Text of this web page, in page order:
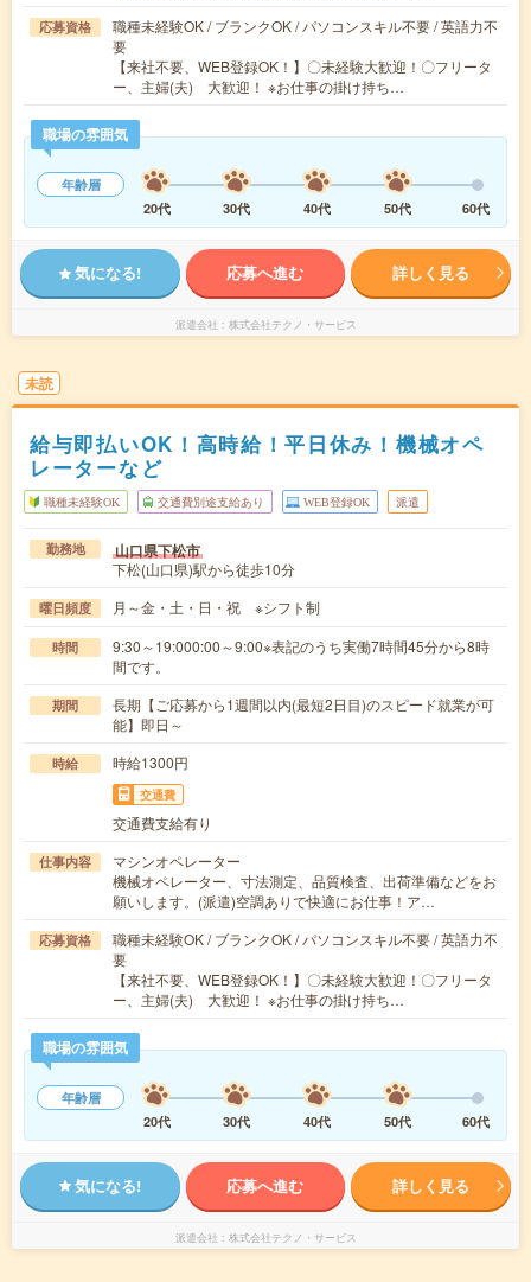
応募資格
職種未経験OK / ブランクOK / パソコンスキル不要 / 英語力不
要
【来社不要、WEB登録OK！】〇未経験大歓迎！〇フリータ
ー、主婦(夫) 大歓迎！ ※お仕事の掛け持ち…
職場の雰囲気
年齢層
20代
30代 40代 50代 60代
気になる! 応募へ進む 詳しく見る
派遣会社 株式会社テクノ・サービス
未読
給与即払いOK！高時給！平日休み！機械オペ
レーターなど
職種未経験OK 交通費別途支給あり WEB登録OK 派遣
勤務地 山口県下松市
下松(山口県)駅から徒歩10分
曜日頻度 月～金・土・日・祝 ※シフト制
時間
9:30～19:000:00～9:00※表記のうち実働7時間45分から8時
間です。
期間
長期【ご応募から1週間以内(最短2日目)のスピード就業が可
能】即日～
時給 時給1300円
交通費
交通費支給有り
仕事内容
マシンオペレーター
機械オペレーター、寸法測定、品質検査、出荷準備などをお
願いします。(派遣)空調ありで快適にお仕事！ア…
応募資格
職種未経験OK / ブランクOK / パソコンスキル不要 / 英語力不
要
【来社不要、WEB登録OK！】〇未経験大歓迎！〇フリータ
ー、主婦(夫) 大歓迎！ ※お仕事の掛け持ち…
職場の雰囲気
年齢層
20代
30代 40代 50代 60代
気になる! 応募へ進む 詳しく見る
派遣会社 株式会社テクノ・サービス